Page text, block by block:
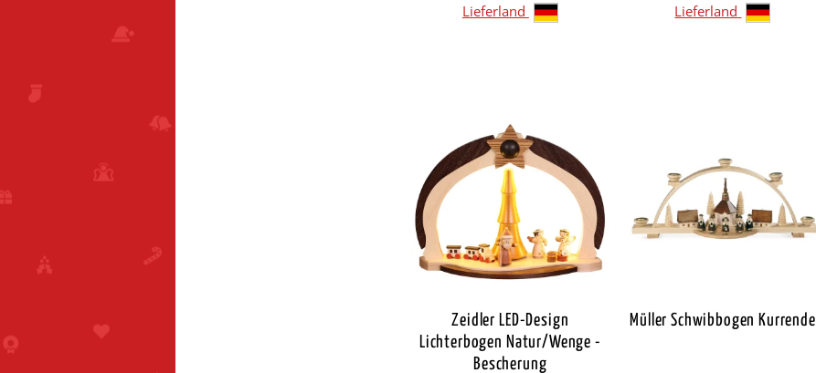
Lieferland
Lieferland
Zeidler LED-Design
Lichterbogen Natur/Wenge -
Bescherung
Müller Schwibbogen Kurrende